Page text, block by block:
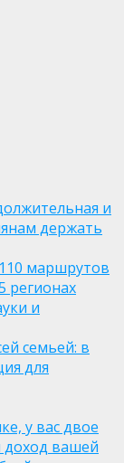
и
держать
маршрутов
регионах
и
семьей: в
для
у вас двое
доход вашей